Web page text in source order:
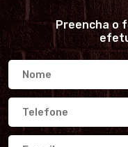
Preencha o